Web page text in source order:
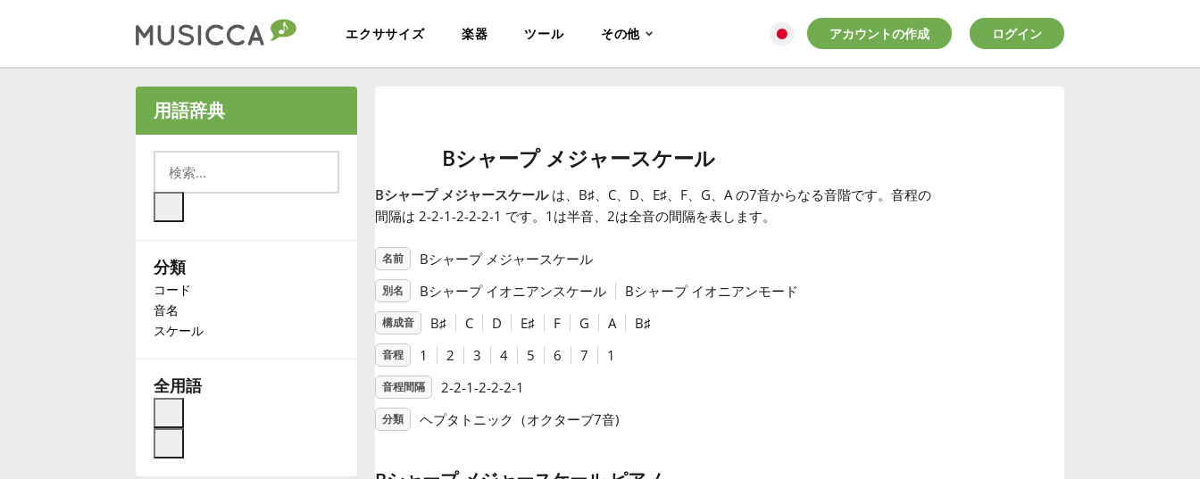
エクササイズ 楽器 ツール その他
Български
Deutsch
Español
Français
アカウントの作成 ログイン
用語辞典
分類
コード
音名
スケール
全用語
Bシャープ メジャースケール
Bシャープ メジャースケールは、B♯、C、D、E♯、F、G、Aの7音からなる音階です。音程の
間隔は 2-2-1-2-2-2-1 です。1は半音、2は全音の間隔を表します。
名前 Bシャープ メジャースケール
別名 Bシャープ イオニアンスケール Bシャープ イオニアンモード
構成音 B♯ C D E♯ F G A B♯
音程 1 2 3 4 5 6 7 1
音程間隔 2-2-1-2-2-2-1
分類 ヘプタトニック（オクターブ7音)